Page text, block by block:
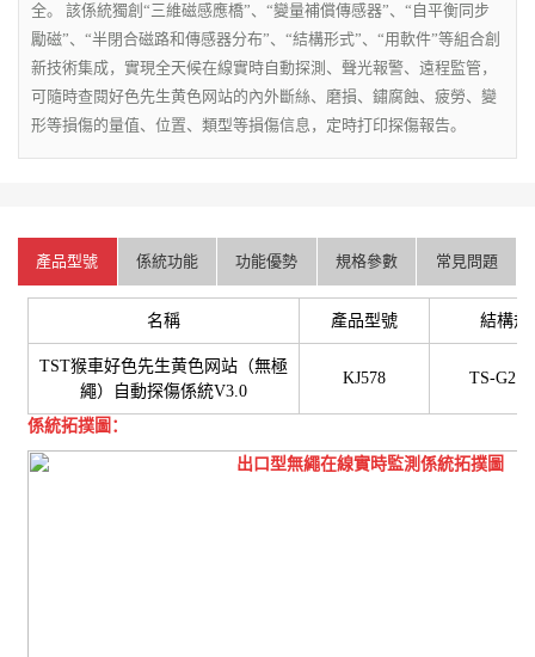
全。 該係統獨創“三維磁感應橋”、“變量補償傳感器”、“自平衡同步
勵磁”、“半閉合磁路和傳感器分布”、“結構形式”、“用軟件”等組合創
新技術集成，實現全天候在線實時自動探測、聲光報警、遠程監管，
可隨時查閱好色先生黄色网站的內外斷絲、磨損、鏽腐蝕、疲勞、變
形等損傷的量值、位置、類型等損傷信息，定時打印探傷報告。
產品型號 係統功能 功能優勢 規格參數 常見問題
名稱 產品型號 結構規
TST猴車好色先生黄色网站（無極
繩）自動探傷係統V3.0
KJ578 TS-
係統拓撲圖：